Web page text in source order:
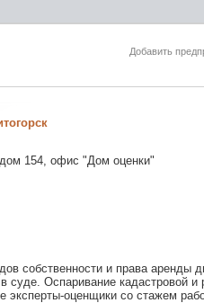
Добавить
154, офис "Дом оценки"
собственности и права аренды
суде. Оспаривание кадастровой и
эксперты-оценщики со стажем